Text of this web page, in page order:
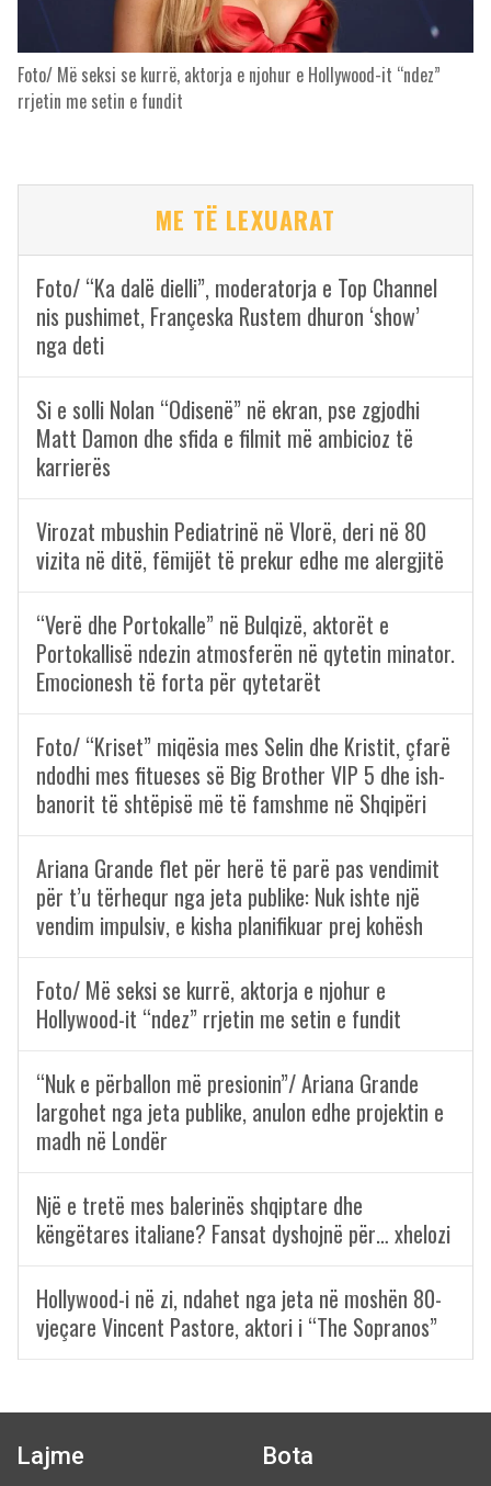
Foto/ Më seksi se kurrë, aktorja e njohur e Hollywood-it “ndez”
rrjetin me setin e fundit
ME TË LEXUARAT
Foto/ “Ka dalë dielli”, moderatorja e Top Channel
nis pushimet, Françeska Rustem dhuron ‘show’
nga deti
Si e solli Nolan “Odisenë” në ekran, pse zgjodhi
Matt Damon dhe sfida e filmit më ambicioz të
karrierës
Virozat mbushin Pediatrinë në Vlorë, deri në 80
vizita në ditë, fëmijët të prekur edhe me alergjitë
“Verë dhe Portokalle” në Bulqizë, aktorët e
Portokallisë ndezin atmosferën në qytetin minator.
Emocionesh të forta për qytetarët
Foto/ “Kriset” miqësia mes Selin dhe Kristit, çfarë
ndodhi mes fitueses së Big Brother VIP 5 dhe ish-
banorit të shtëpisë më të famshme në Shqipëri
Ariana Grande flet për herë të parë pas vendimit
për t’u tërhequr nga jeta publike: Nuk ishte një
vendim impulsiv, e kisha planifikuar prej kohësh
Foto/ Më seksi se kurrë, aktorja e njohur e
Hollywood-it “ndez” rrjetin me setin e fundit
“Nuk e përballon më presionin”/ Ariana Grande
largohet nga jeta publike, anulon edhe projektin e
madh në Londër
Një e tretë mes balerinës shqiptare dhe
këngëtares italiane? Fansat dyshojnë për… xhelozi
Hollywood-i në zi, ndahet nga jeta në moshën 80-
vjeçare Vincent Pastore, aktori i “The Sopranos”
Lajme Bota